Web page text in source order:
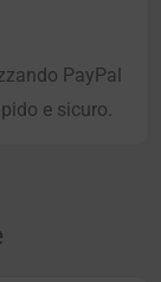
PayPal
e sicuro.